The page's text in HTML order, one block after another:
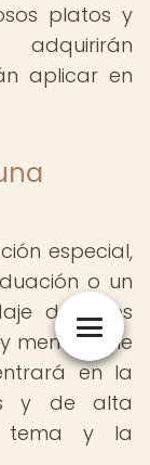
platos y
aplicar en
especial,
o un
de vinos
memorable
en la
y de alta
tema y la